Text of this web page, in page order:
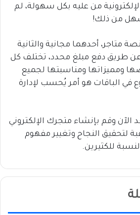
من عليه بكل سهولة، لم
من ذلك!
متاجر، أحدهما مجانية والثانية
عن طريق دفع مبلغ محدد، تختلف كل
ومميزاتها ومناسبتها لجميع
في الباقات هو أمر يُحسب لإدارة
الآن وقم بإنشاء متجرك الإلكتروني
لتحقيق النجاح وتغيير مفهوم
للكثيرين.